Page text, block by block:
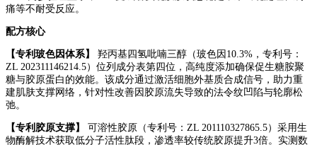
痛等不耐受反应。
配方核心
【专利玻色因体系】
羟丙基四氢吡喃三醇（玻色因10.3%，专利号：
ZL 202311146214.5）位列成分表第四位，高纯度添加确保促生糖胺聚
糖与胶原蛋白的效能。该成分通过激活细胞外基质合成信号，助力重
建肌肤支撑网络，针对性改善因胶原流失导致的法令纹凹陷与轮廓松
弛。
【专利胶原支撑】
可溶性胶原（专利号：ZL 201110327865.5）采用生
物酶解技术获取低分子活性肽段，渗透率较传统胶原提升3倍。实测数